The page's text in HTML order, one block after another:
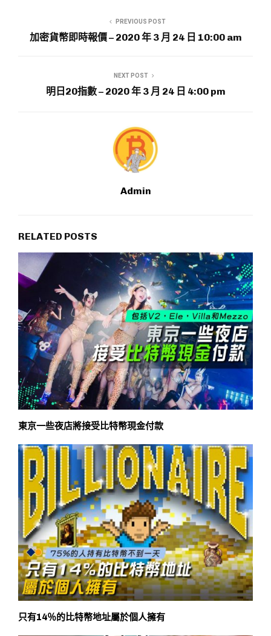
PREVIOUS POST
加密貨幣即時報價 – 2020 年 3 月 24 日 10:00 am
NEXT POST
明日20指數 – 2020 年 3 月 24 日 4:00 pm
Admin
RELATED POSTS
東京一些夜店將接受比特幣現金付款
只有14％的比特幣地址屬於個人擁有